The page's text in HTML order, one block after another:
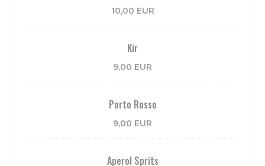
10,00 EUR
Kir
9,00 EUR
Porto Rosso
9,00 EUR
Aperol Sprits